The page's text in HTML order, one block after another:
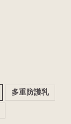
多重防護乳